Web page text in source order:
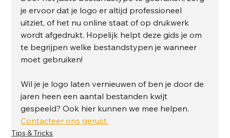
je ervoor dat je logo er altijd professioneel
uitziet, of het nu online staat of op drukwerk
wordt afgedrukt. Hopelijk helpt deze gids je om
te begrijpen welke bestandstypen je wanneer
moet gebruiken!
Wil je je logo laten vernieuwen of ben je door de
jaren heen een aantal bestanden kwijt
gespeeld? Ook hier kunnen we mee helpen.
Contacteer ons gerust.
Tips & Tricks